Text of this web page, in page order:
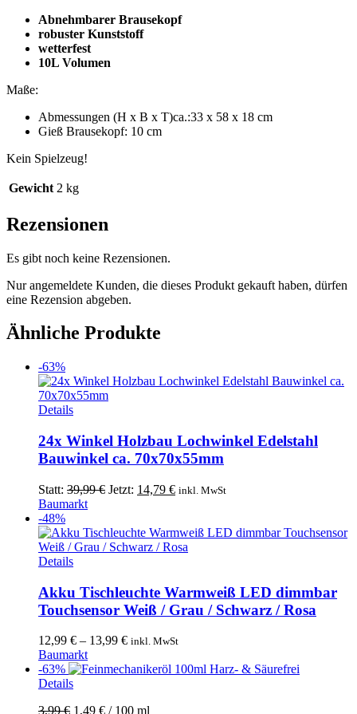
Abnehmbarer Brausekopf
robuster Kunststoff
wetterfest
10L Volumen
Maße:
Abmessungen (H x B x T)ca.:33 x 58 x 18 cm
Gieß Brausekopf: 10 cm
Kein Spielzeug!
Gewicht 2 kg
Rezensionen
Es gibt noch keine Rezensionen.
Nur angemeldete Kunden, die dieses Produkt gekauft haben, dürfen
eine Rezension abgeben.
Ähnliche Produkte
-63%
Details
24x Winkel Holzbau Lochwinkel Edelstahl
Bauwinkel ca. 70x70x55mm
Statt: 39,99€ Ursprünglicher
39,99 €
Jetzt: 14,79 €Aktueller
14,79 €.
inkl. MwSt
Baumarkt
-48%
DetailsDieses
weist
mehrere
Varianten
Die
Optionen
können
auf
der
Akku Tischleuchte Warmweiß LED dimmbar
Touchsensor Weiß / Grau / Schwarz / Rosa
12,99 € – 13,99 € inkl. MwSt
Baumarkt
-63%
Details
3,99€ 1,49 € / 100 ml